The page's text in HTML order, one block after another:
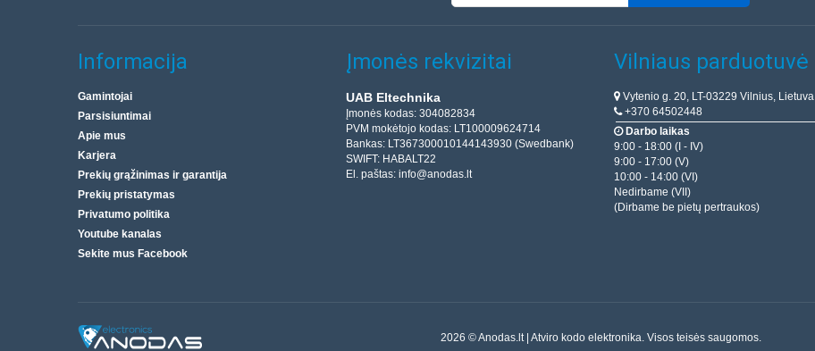
Informacija
Gamintojai
Parsisiuntimai
Apie mus
Karjera
Prekių grąžinimas ir garantija
Prekių pristatymas
Privatumo politika
Youtube kanalas
Sekite mus Facebook
Įmonės rekvizitai
UAB Eltechnika
Įmonės kodas: 304082834
PVM mokėtojo kodas: LT100009624714
Bankas: LT367300010144143930 (Swedbank)
SWIFT: HABALT22
El. paštas: info@anodas.lt
Vilniaus parduotuvė
Vytenio g. 20, LT-03229 Vilnius, Lietuva
+370 64502448
Darbo laikas
9:00 - 18:00 (I - IV)
9:00 - 17:00 (V)
10:00 - 14:00 (VI)
Nedirbame (VII)
(Dirbame be pietų pertraukos)
2026 © Anodas.lt | Atviro kodo elektronika. Visos teisės saugomos.